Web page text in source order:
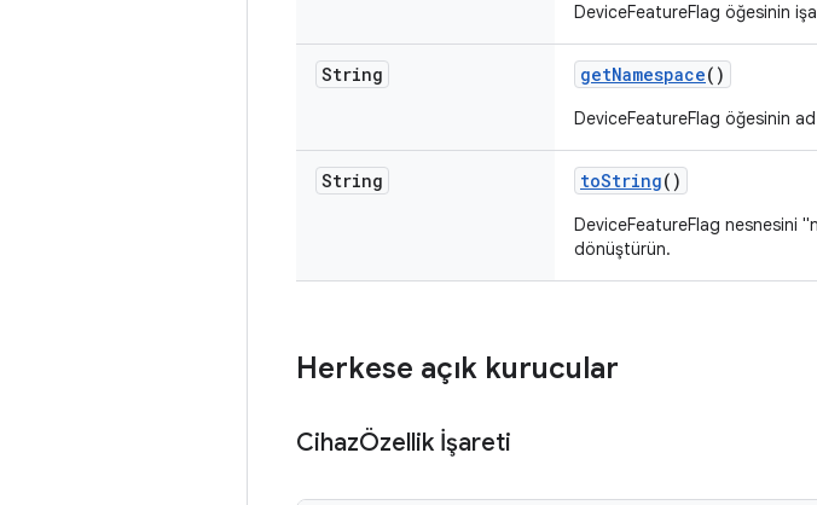
DeviceFeatureFlag öğesinin
String getNamespace()
DeviceFeatureFlag öğesinin ad
String toString()
DeviceFeatureFlag nesnesini
dönüştürün.
Herkese açık kurucular
CihazÖzellik İşareti